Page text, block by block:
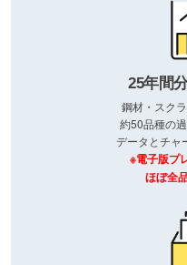
25年間
鋼材・スク
約50品種の
データとチャ
※電子版プ
ほぼ全